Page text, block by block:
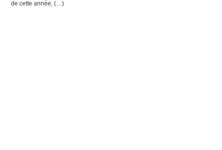
de cette année, (…)